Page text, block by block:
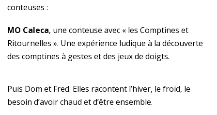
conteuses :
MO Caleca, une conteuse avec « les Comptines et
Ritournelles ». Une expérience ludique à la découverte
des comptines à gestes et des jeux de doigts.
Puis Dom et Fred. Elles racontent l’hiver, le froid, le
besoin d’avoir chaud et d’être ensemble.